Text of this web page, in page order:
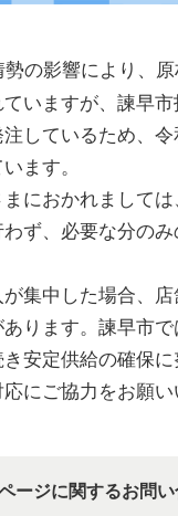
の影響により、
いますが、諫早
しているため、
ます。
におかれましては
ず、必要な分のみ
集中した場合、店
ります。諫早市
安定供給の確保
にご協力をお願い
ージに関するお問